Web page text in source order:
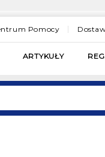
Pomocy
ARTYKUŁY